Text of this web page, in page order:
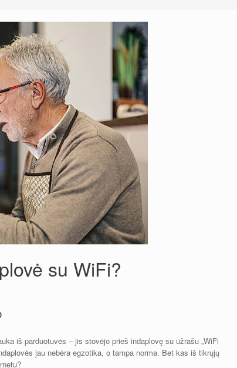
su WiFi?
iš parduotuvės – jis stovėjo prieš indaplovę su užrašu „WiFi
jau nebėra egzotika, o tampa norma. Bet kas iš tikrųjų